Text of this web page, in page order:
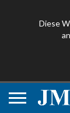
Diese